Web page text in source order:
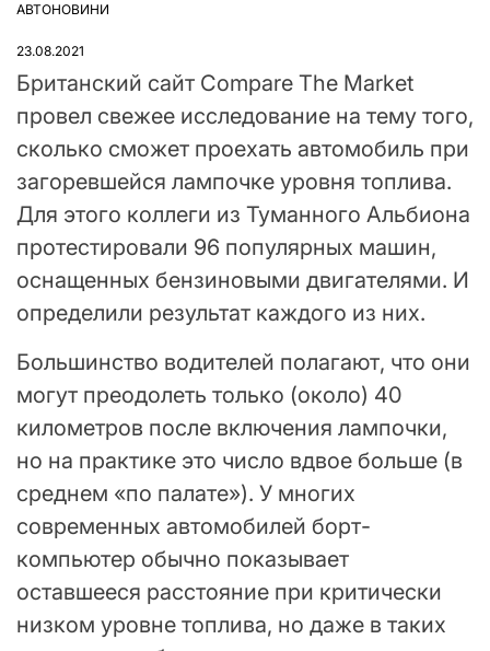
ОПУБЛІКУВАТИ
АВТОНОВИНИ
23.08.2021
Британский сайт Compare The Market
провел свежее исследование на тему того,
сколько сможет проехать автомобиль при
загоревшейся лампочке уровня топлива.
Для этого коллеги из Туманного Альбиона
протестировали 96 популярных машин,
оснащенных бензиновыми двигателями. И
определили результат каждого из них.
Большинство водителей полагают, что они
могут преодолеть только (около) 40
километров после включения лампочки,
но на практике это число вдвое больше (в
среднем «по палате»). У многих
современных автомобилей борт-
компьютер обычно показывает
оставшееся расстояние при критически
низком уровне топлива, но даже в таких